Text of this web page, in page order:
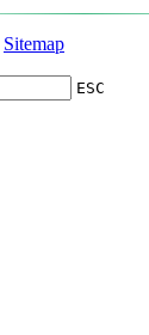
Sitemap
ESC